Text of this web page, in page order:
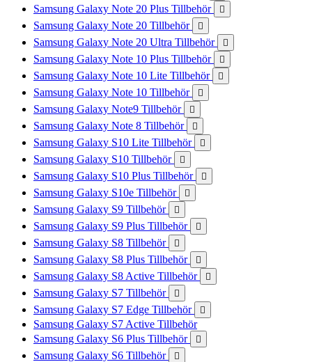
Samsung Galaxy Note 20 Plus Tillbehör 
Samsung Galaxy Note 20 Tillbehör 
Samsung Galaxy Note 20 Ultra Tillbehör 
Samsung Galaxy Note 10 Plus Tillbehör 
Samsung Galaxy Note 10 Lite Tillbehör 
Samsung Galaxy Note 10 Tillbehör 
Samsung Galaxy Note9 Tillbehör 
Samsung Galaxy Note 8 Tillbehör 
Samsung Galaxy S10 Lite Tillbehör 
Samsung Galaxy S10 Tillbehör 
Samsung Galaxy S10 Plus Tillbehör 
Samsung Galaxy S10e Tillbehör 
Samsung Galaxy S9 Tillbehör 
Samsung Galaxy S9 Plus Tillbehör 
Samsung Galaxy S8 Tillbehör 
Samsung Galaxy S8 Plus Tillbehör 
Samsung Galaxy S8 Active Tillbehör 
Samsung Galaxy S7 Tillbehör 
Samsung Galaxy S7 Edge Tillbehör 
Samsung Galaxy S7 Active Tillbehör
Samsung Galaxy S6 Plus Tillbehör

Samsung Galaxy S6 Tillbehör 